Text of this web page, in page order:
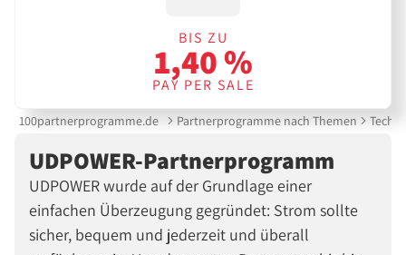
BIS ZU
1,40 %
PAY PER SALE
100partnerprogramme.de Partnerprogramme nach Themen
UDPOWER-Partnerprogramm
UDPOWER wurde auf der Grundlage einer
einfachen Überzeugung gegründet: Strom sollte
sicher, bequem und jederzeit und überall